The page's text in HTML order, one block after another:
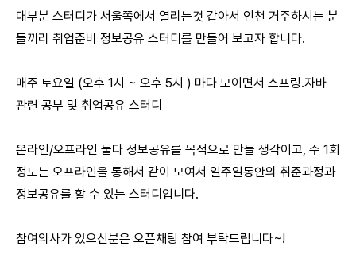
대부분 스터디가 서울쪽에서 열리는것 같아서 인천 거주하시는 분
들끼리 취업준비 정보공유 스터디를 만들어 보고자 합니다.
매주 토요일 (오후 1시 ~ 오후 5시 ) 마다 모이면서 스프링.자바
관련 공부 및 취업공유 스터디
온라인/오프라인 둘다 정보공유를 목적으로 만들 생각이고, 주 1회
정도는 오프라인을 통해서 같이 모여서 일주일동안의 취준과정과
정보공유를 할 수 있는 스터디입니다.
참여의사가 있으신분은 오픈채팅 참여 부탁드립니다~!